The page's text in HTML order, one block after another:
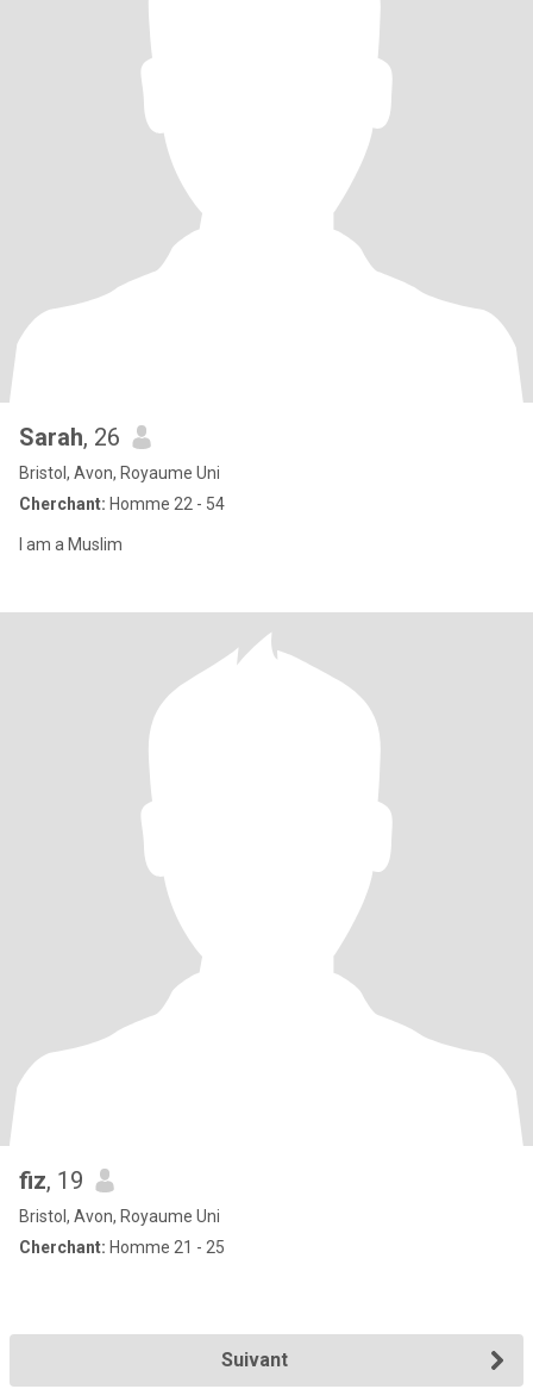
Sarah, 26
Bristol, Avon, Royaume Uni
Cherchant: Homme 22 - 54
I am a Muslim
fiz, 19
Bristol, Avon, Royaume Uni
Cherchant: Homme 21 - 25
Suivant